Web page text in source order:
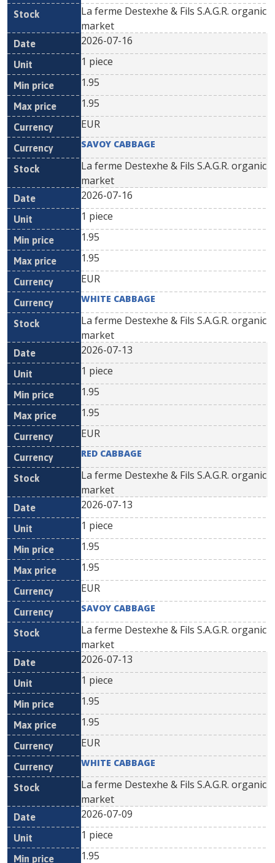
La ferme Destexhe & Fils S.A.G.R. organic
market
2026-07-16
1 piece
1.95
1.95
EUR
SAVOY CABBAGE
La ferme Destexhe & Fils S.A.G.R. organic
market
2026-07-16
1 piece
1.95
1.95
EUR
WHITE CABBAGE
La ferme Destexhe & Fils S.A.G.R. organic
market
2026-07-13
1 piece
1.95
1.95
EUR
RED CABBAGE
La ferme Destexhe & Fils S.A.G.R. organic
market
2026-07-13
1 piece
1.95
1.95
EUR
SAVOY CABBAGE
La ferme Destexhe & Fils S.A.G.R. organic
market
2026-07-13
1 piece
1.95
1.95
EUR
WHITE CABBAGE
La ferme Destexhe & Fils S.A.G.R. organic
market
2026-07-09
1 piece
1.95